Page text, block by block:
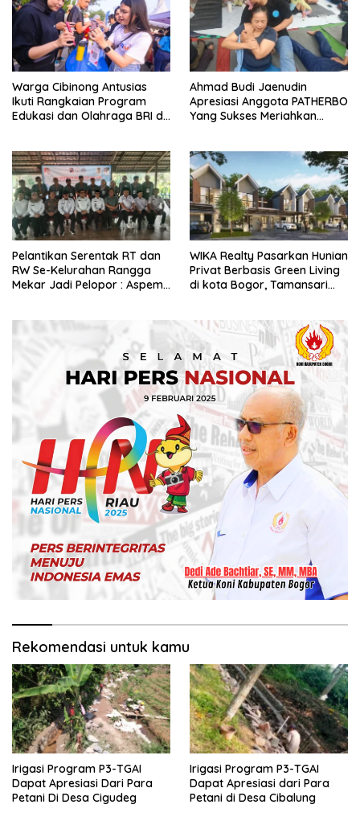
Warga Cibinong Antusias
Ikuti Rangkaian Program
Edukasi dan Olahraga BRI di
Ahmad Budi Jaenudin
Apresiasi Anggota PATHERBO
Yang Sukses Meriahkan
Pelantikan Serentak RT dan
RW Se-Kelurahan Rangga
Mekar Jadi Pelopor : Aspem
WIKA Realty Pasarkan Hunian
Privat Berbasis Green Living
di kota Bogor, Tamansari
Masyarakat
Rekomendasi untuk kamu
Irigasi Program P3-TGAI
Dapat Apresiasi Dari Para
Petani Di Desa Cigudeg
Irigasi Program P3-TGAI
Dapat Apresiasi dari Para
Petani di Desa Cibalung